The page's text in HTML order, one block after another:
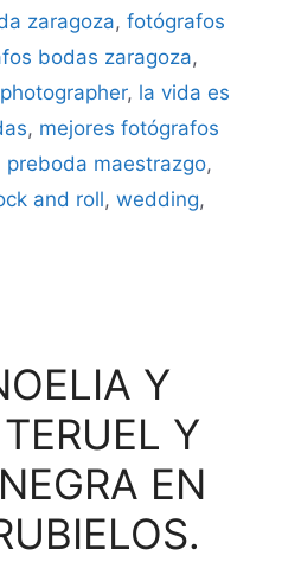
zaragoza, fotógrafos
bodas zaragoza,
, la vida es
, mejores fotógrafos
preboda maestrazgo,
and roll, wedding,
Y
Y
EN